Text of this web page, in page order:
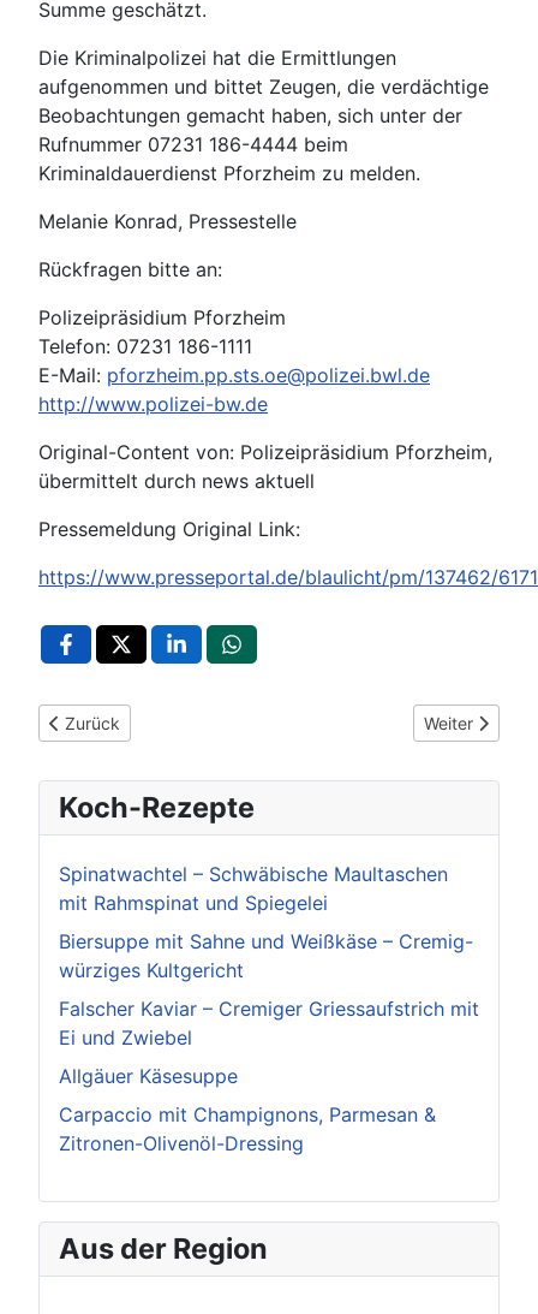
Summe geschätzt.
Die Kriminalpolizei hat die Ermittlungen
aufgenommen und bittet Zeugen, die verdächtige
Beobachtungen gemacht haben, sich unter der
Rufnummer 07231 186-4444 beim
Kriminaldauerdienst Pforzheim zu melden.
Melanie Konrad, Pressestelle
Rückfragen bitte an:
Polizeipräsidium Pforzheim
Telefon: 07231 186-1111
E-Mail: pforzheim.pp.sts.oe@polizei.bwl.de
http://www.polizei-bw.de
Original-Content von: Polizeipräsidium Pforzheim,
übermittelt durch news aktuell
Pressemeldung Original Link:
https://www.presseportal.de/blaulicht/pm/137462/
Vorheriger Beitrag: POL-Pforzheim: (PF) Pforzheim -
Zurück Nächster
Weiter
Koch-Rezepte
Spinatwachtel – Schwäbische Maultaschen
mit Rahmspinat und Spiegelei
Biersuppe mit Sahne und Weißkäse – Cremig-
würziges Kultgericht
Falscher Kaviar – Cremiger Griessaufstrich mit
Ei und Zwiebel
Allgäuer Käsesuppe
Carpaccio mit Champignons, Parmesan &
Zitronen-Olivenöl-Dressing
Aus der Region